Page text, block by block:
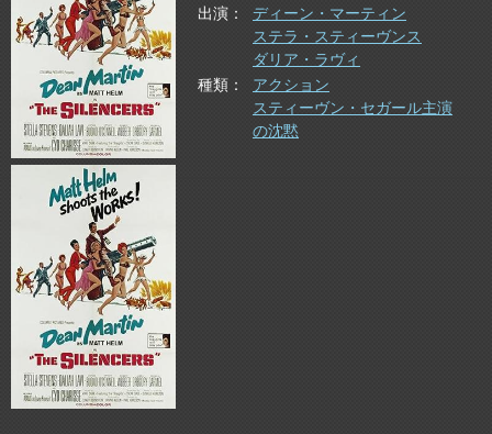
出演
ディーン・マーティン
ステラ・スティーヴンス
ダリア・ラヴィ
種類
アクション
スティーヴン・セガール主演
の沈黙